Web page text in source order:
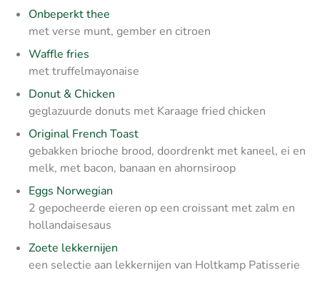
Onbeperkt thee
met verse munt, gember en citroen
Waffle fries
met truffelmayonaise
Donut & Chicken
geglazuurde donuts met Karaage fried chicken
Original French Toast
gebakken brioche brood, doordrenkt met kaneel, ei en
melk, met bacon, banaan en ahornsiroop
Eggs Norwegian
2 gepocheerde eieren op een croissant met zalm en
hollandaisesaus
Zoete lekkernijen
een selectie aan lekkernijen van Holtkamp Patisserie